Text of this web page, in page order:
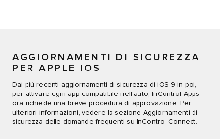
AGGIORNAMENTI DI SICUREZZA
PER APPLE IOS
Dai più recenti aggiornamenti di sicurezza di iOS 9 in poi,
per attivare ogni app compatibile nell'auto, InControl Apps
ora richiede una breve procedura di approvazione. Per
ulteriori informazioni, vedere la sezione Aggiornamenti di
sicurezza delle domande frequenti su InControl Connect.